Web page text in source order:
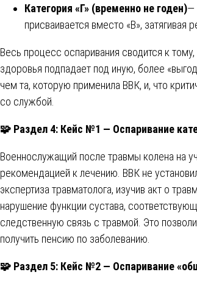
Категория «Г» (временно не годен)—
присваивается вместо «В», затягивая
Весь процесс оспаривания сводится к
здоровья подпадает под иную, более
чем та, которую применила ВВК, и, что
со службой.
🧩 Раздел 4: Кейс №1 — Оспаривание
Военнослужащий после травмы колена на
рекомендацией к лечению. ВВК не
экспертиза травматолога, изучив акт о
нарушение функции сустава,
следственную связь с травмой. Это
получить пенсию по заболеванию.
🧩 Раздел 5: Кейс №2 — Оспаривание